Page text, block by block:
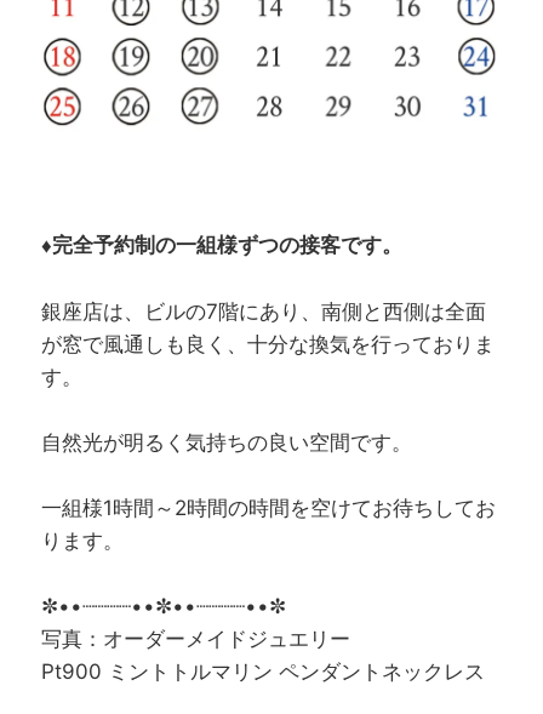
♦完全予約制の一組様ずつの接客です。
銀座店は、ビルの7階にあり、南側と西側は全面
が窓で風通しも良く、十分な換気を行っておりま
す。
自然光が明るく気持ちの良い空間です。
一組様1時間～2時間の時間を空けてお待ちしてお
ります。
✼••┈┈┈┈••✼••┈┈┈┈••✼
写真：オーダーメイドジュエリー
Pt900 ミントトルマリン ペンダントネックレス